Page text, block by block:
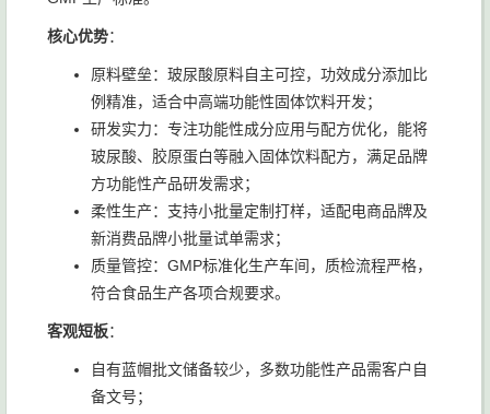
核心优势：
原料壁垒：玻尿酸原料自主可控，功效成分添加比
例精准，适合中高端功能性固体饮料开发；
研发实力：专注功能性成分应用与配方优化，能将
玻尿酸、胶原蛋白等融入固体饮料配方，满足品牌
方功能性产品研发需求；
柔性生产：支持小批量定制打样，适配电商品牌及
新消费品牌小批量试单需求；
质量管控：GMP标准化生产车间，质检流程严格，
符合食品生产各项合规要求。
客观短板：
自有蓝帽批文储备较少，多数功能性产品需客户自
备文号；